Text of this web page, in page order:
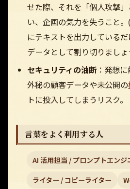
せた際、それを「個人攻撃
い、企画の気力を失うこと
にテキストを出力している
データとして割り切りまし
セキュリティの油断：発想に
外秘の顧客データや未公開の
トに投入してしまうリスク。
言葉をよく利用する人
AI 活用担当 / プロンプトエンジ
ライター / コピーライター